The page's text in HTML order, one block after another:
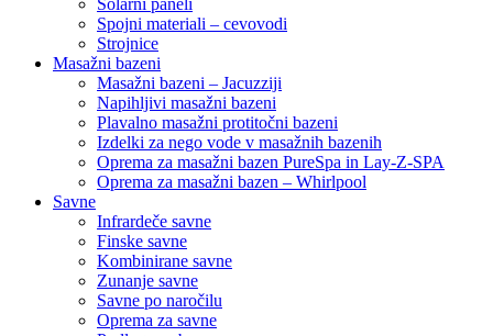
Solarni paneli
Spojni materiali – cevovodi
Strojnice
Masažni bazeni
Masažni bazeni – Jacuzziji
Napihljivi masažni bazeni
Plavalno masažni protitočni bazeni
Izdelki za nego vode v masažnih bazenih
Oprema za masažni bazen PureSpa in Lay-Z-SPA
Oprema za masažni bazen – Whirlpool
Savne
Infrardeče savne
Finske savne
Kombinirane savne
Zunanje savne
Savne po naročilu
Oprema za savne